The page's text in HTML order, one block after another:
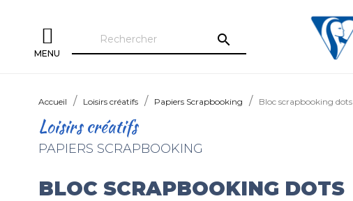
MENU
search
Accueil Loisirs créatifs Papiers Scrapbooking Bloc scrapbooking dots
Loisirs créatifs
PAPIERS SCRAPBOOKING
BLOC SCRAPBOOKING DOTS